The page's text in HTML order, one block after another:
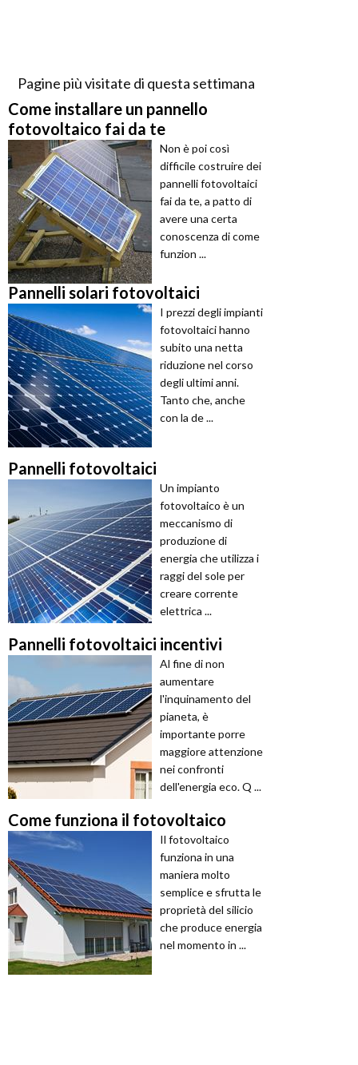
Pagine più visitate di questa settimana
Come installare un pannello
fotovoltaico fai da te
Non è poi così
difficile costruire dei
pannelli fotovoltaici
fai da te, a patto di
avere una certa
conoscenza di come
funzion ...
Pannelli solari fotovoltaici
I prezzi degli impianti
fotovoltaici hanno
subito una netta
riduzione nel corso
degli ultimi anni.
Tanto che, anche
con la de ...
Pannelli fotovoltaici
Un impianto
fotovoltaico è un
meccanismo di
produzione di
energia che utilizza i
raggi del sole per
creare corrente
elettrica ...
Pannelli fotovoltaici incentivi
Al fine di non
aumentare
l'inquinamento del
pianeta, è
importante porre
maggiore attenzione
nei confronti
dell'energia eco. Q ...
Come funziona il fotovoltaico
Il fotovoltaico
funziona in una
maniera molto
semplice e sfrutta le
proprietà del silicio
che produce energia
nel momento in ...